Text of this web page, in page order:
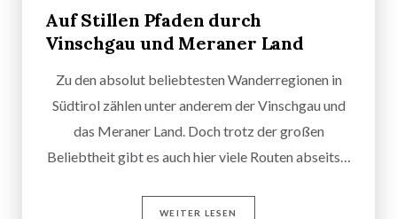
Auf Stillen Pfaden durch
Vinschgau und Meraner Land
Zu den absolut beliebtesten Wanderregionen in
Südtirol zählen unter anderem der Vinschgau und
das Meraner Land. Doch trotz der großen
Beliebtheit gibt es auch hier viele Routen abseits…
WEITER LESEN